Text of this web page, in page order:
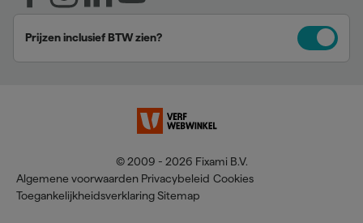
Prijzen inclusief BTW zien?
© 2009 - 2026 Fixami B.V.
Algemene voorwaarden Privacybeleid Cookies
Toegankelijkheidsverklaring Sitemap